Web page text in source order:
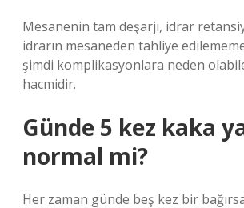
Mesanenin tam deşarjı, idrar
idrarın mesaneden tahliye
şimdi komplikasyonlara neden
hacmidir.
Günde 5 kez kaka
normal mi?
Her zaman günde beş kez bir